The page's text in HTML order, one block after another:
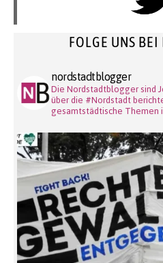
FOLGE UNS
nordstadtblogger
Die Nordstadtblogger sind
über die #Nordstadt
gesamtstädtische Themen